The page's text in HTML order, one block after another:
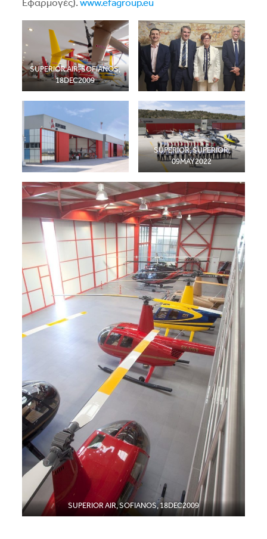
Εφαρμογές). www.efagroup.eu
SUPERIOR AIR, SOFIANOS,
18DEC2009
SUPERIOR, SUPERIOR,
09MAY2022
SUPERIOR AIR, SOFIANOS, 18DEC2009